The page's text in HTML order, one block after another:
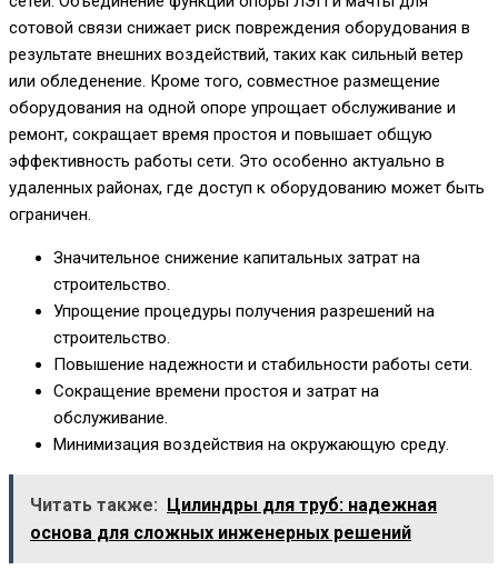
сотовой связи снижает риск повреждения оборудования в
результате внешних воздействий, таких как сильный ветер
или обледенение. Кроме того, совместное размещение
оборудования на одной опоре упрощает обслуживание и
ремонт, сокращает время простоя и повышает общую
эффективность работы сети. Это особенно актуально в
удаленных районах, где доступ к оборудованию может быть
ограничен.
Значительное снижение капитальных затрат на
строительство.
Упрощение процедуры получения разрешений на
строительство.
Повышение надежности и стабильности работы сети.
Сокращение времени простоя и затрат на
обслуживание.
Минимизация воздействия на окружающую среду.
Читать также:
Цилиндры для труб: надежная
основа для сложных инженерных решений